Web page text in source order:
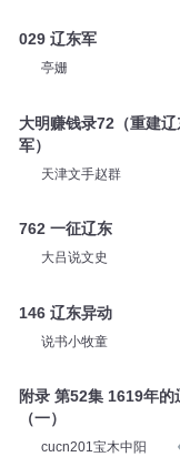
029 辽东军
亭姗
大明赚钱录72（重建
军）
天津文手赵群
762 一征辽东
大吕说文史
146 辽东异动
说书小牧童
附录 第52集 1619年的
（一）
cucn201宝木中阳